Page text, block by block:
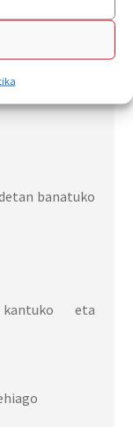
banatuko
kantuko eta